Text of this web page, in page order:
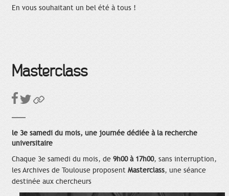
En vous souhaitant un bel été à tous !
Masterclass
le 3e samedi du mois, une journée dédiée à la recherche
universitaire
Chaque 3e samedi du mois, de 9h00 à 17h00, sans interruption,
les Archives de Toulouse proposent Masterclass, une séance
destinée aux chercheurs